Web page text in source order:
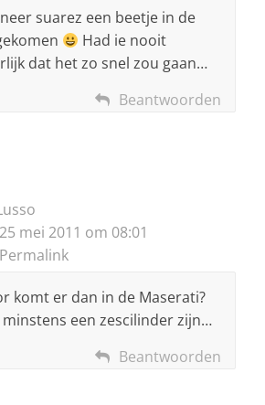
suarez een beetje in de
Had ie nooit
dat het zo snel zou gaan…
Beantwoorden
25 mei 2011 om 08:01
Permalink
komt er dan in de Maserati?
een zescilinder zijn…
Beantwoorden